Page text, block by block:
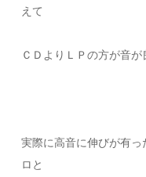
えて
ＣＤよりＬＰの方が音が
実際に高音に伸びが有
ロと